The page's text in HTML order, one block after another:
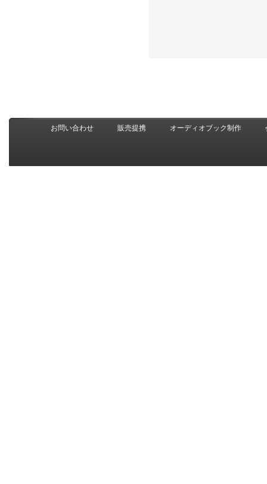
お問い合わせ 販売提携 オーディオブック制作